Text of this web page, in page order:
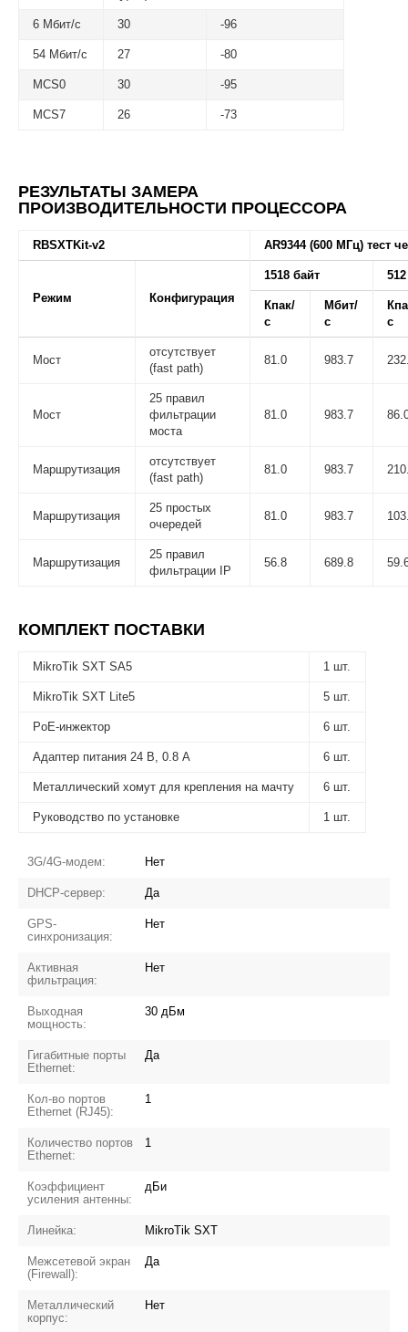
6 Мбит/с 30 -96
54 Мбит/с 27 -80
MCS0 30 -95
MCS7 26 -73
РЕЗУЛЬТАТЫ ЗАМЕРА
ПРОИЗВОДИТЕЛЬНОСТИ ПРОЦЕССОРА
RBSXTKit-v2 AR9344 (600 МГц) тест
Режим Конфигурация
1518 байт
Кпак/
с
Мбит/
с
с
Мост
отсутствует
(fast path)
81.0 983.7
Мост
25 правил
фильтрации
моста
81.0 983.7
Маршрутизация
отсутствует
(fast path)
81.0 983.7
Маршрутизация
25 простых
очередей
81.0 983.7
Маршрутизация
25 правил
фильтрации IP
56.8 689.8
КОМПЛЕКТ ПОСТАВКИ
MikroTik SXT SA5 1 шт.
MikroTik SXT Lite5 5 шт.
PoE-инжектор 6 шт.
Адаптер питания 24 В, 0.8 А 6 шт.
Металлический хомут для крепления на мачту 6 шт.
Руководство по установке 1 шт.
3G/4G-модем: Нет
DHCP-сервер: Да
GPS-
синхронизация:
Нет
Активная
фильтрация:
Нет
Выходная
мощность:
30 дБм
Гигабитные порты
Ethernet:
Да
Кол-во портов
Ethernet (RJ45):
1
Количество портов
Ethernet:
1
Коэффициент
усиления антенны:
дБи
Линейка: MikroTik SXT
Межсетевой экран
(Firewall):
Да
Металлический
корпус:
Нет